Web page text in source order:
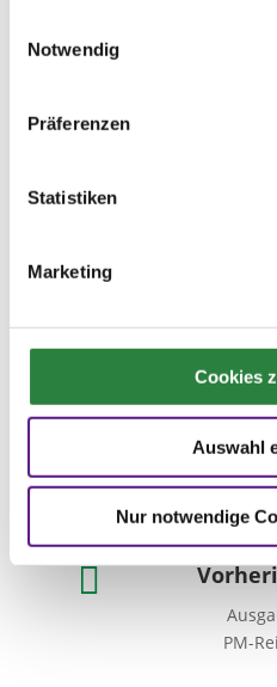
Notwendig
Präferenzen
Statistiken
Marketing
Cookies
Auswahl
Nur notwendige
Anmeldung ist
erforderlich. Dies
der FN zur Aus-

PM-